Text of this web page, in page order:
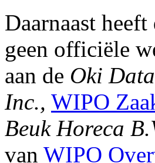
Daarnaast
geen officiële
aan de Oki Data
Inc., WIPO
Beuk Horeca
van WIPO